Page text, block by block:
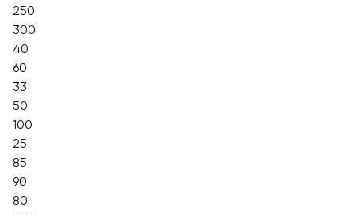
250
300
40
60
33
50
100
25
85
90
80